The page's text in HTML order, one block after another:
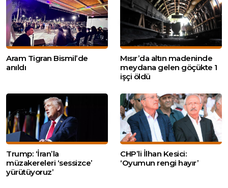
Aram Tigran Bismil’de
anıldı
Mısır’da altın madeninde
meydana gelen göçükte 1
işçi öldü
Trump: ‘İran’la
müzakereleri ‘sessizce’
yürütüyoruz’
CHP’li İlhan Kesici:
‘Oyumun rengi hayır’